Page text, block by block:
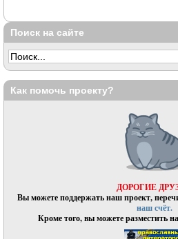
Поиск на сайте
Как помочь проекту?
ДОРОГИЕ
Вы можете поддержать наш проект,
наш счёт.
Кроме того, вы можете разместить